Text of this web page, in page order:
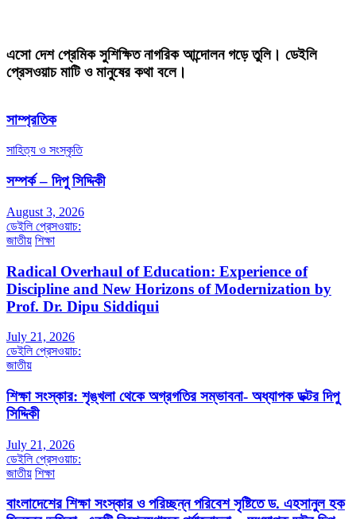
এসো দেশ প্রেমিক সুশিক্ষিত নাগরিক আন্দোলন গড়ে তুলি। ডেইলি
প্রেসওয়াচ মাটি ও মানুষের কথা বলে।
সাম্প্রতিক
সাহিত্য ও সংস্কৃতি
সম্পর্ক – দিপু সিদ্দিকী
August 3, 2026
ডেইলি প্রেসওয়াচ:
জাতীয় শিক্ষা
Radical Overhaul of Education: Experience of
Discipline and New Horizons of Modernization by
Prof. Dr. Dipu Siddiqui
July 21, 2026
ডেইলি প্রেসওয়াচ:
জাতীয়
শিক্ষা সংস্কার: শৃঙ্খলা থেকে অগ্রগতির সম্ভাবনা- অধ্যাপক ডক্টর দিপু
সিদ্দিকী
July 21, 2026
ডেইলি প্রেসওয়াচ:
জাতীয় শিক্ষা
বাংলাদেশের শিক্ষা সংস্কার ও পরিচ্ছন্ন পরিবেশ সৃষ্টিতে ড. এহসানুল হক